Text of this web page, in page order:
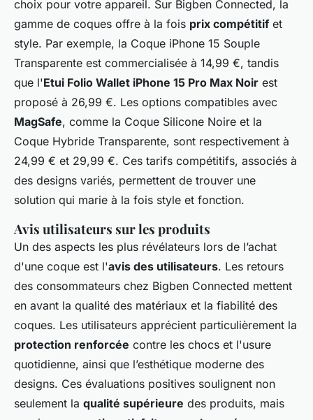
choix pour votre appareil. Sur Bigben Connected, la
gamme de coques offre à la fois prix compétitif et
style. Par exemple, la Coque iPhone 15 Souple
Transparente est commercialisée à 14,99 €, tandis
que l'Etui Folio Wallet iPhone 15 Pro Max Noir est
proposé à 26,99 €. Les options compatibles avec
MagSafe, comme la Coque Silicone Noire et la
Coque Hybride Transparente, sont respectivement à
24,99 € et 29,99 €. Ces tarifs compétitifs, associés à
des designs variés, permettent de trouver une
solution qui marie à la fois style et fonction.
Avis utilisateurs sur les produits
Un des aspects les plus révélateurs lors de l’achat
d'une coque est l'avis des utilisateurs. Les retours
des consommateurs chez Bigben Connected mettent
en avant la qualité des matériaux et la fiabilité des
coques. Les utilisateurs apprécient particulièrement la
protection renforcée contre les chocs et l'usure
quotidienne, ainsi que l’esthétique moderne des
designs. Ces évaluations positives soulignent non
seulement la qualité supérieure des produits, mais